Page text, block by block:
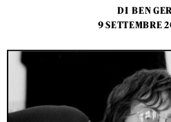
DI BEN
9 SETTEMBRE